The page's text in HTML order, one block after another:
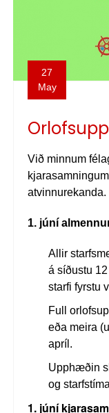
27
May
Við minnum
atvinnurekanda.
1. júní
Allir
á síðustu
starfi fyrstu
Full
eða meira
apríl.
Upphæðin
og
1. júní